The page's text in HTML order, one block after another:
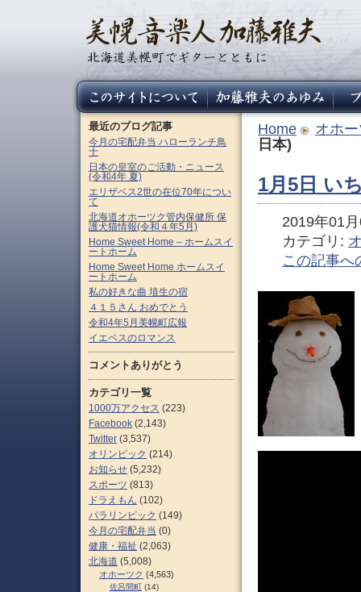
Home
オホ
日本)
1月5日 い
2019年01
カテゴリ:
この記事へ
最近のブログ記事
今月の宅配弁当 ハローランチ鳥
十
日本の皇室のご活動・ニュース
(令和4年 夏)
エリザベス2世の在位70年につい
て
北海道オホーツク管内保健所 保
護犬猫情報(令和４年5月)
Home Sweet Home – ホームスイ
ートホーム
Home Sweet Home ホームスイ
ートホーム
私の好きな曲 埴生の宿
４１５さん おめでとう
令和4年5月美幌町広報
イエペスのロマンス
コメントありがとう
カテゴリ一覧
1000万アクセス (223)
Facebook (2,143)
Twitter (3,537)
オリンピック (214)
お知らせ (5,232)
スポーツ (813)
ドラえもん (102)
パラリンピック (149)
今月の宅配弁当 (0)
健康・福祉 (2,063)
北海道 (5,008)
オホーツク (4,563)
佐呂間町 (14)